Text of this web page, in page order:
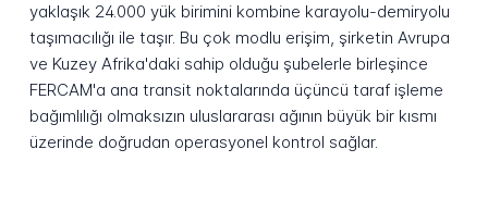
yaklaşık 24.000 yük birimini kombine karayolu-demiryolu
taşımacılığı ile taşır. Bu çok modlu erişim, şirketin Avrupa
ve Kuzey Afrika'daki sahip olduğu şubelerle birleşince
FERCAM'a ana transit noktalarında üçüncü taraf işleme
bağımlılığı olmaksızın uluslararası ağının büyük bir kısmı
üzerinde doğrudan operasyonel kontrol sağlar.